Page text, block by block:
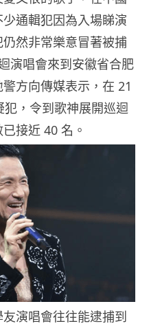
通輯犯因為入場睇演
然非常樂意冒著被捕
演唱會來到安徽省合肥
方向傳媒表示，在 21
，令到歌神展開巡迴
接近 40 名。
演唱會往往能逮捕到